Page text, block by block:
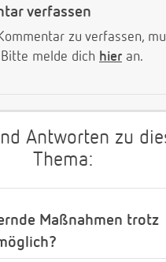
verfassen
zu verfassen,
melde dich hier an.
Antworten zu
Thema:
Maßnahmen trotz